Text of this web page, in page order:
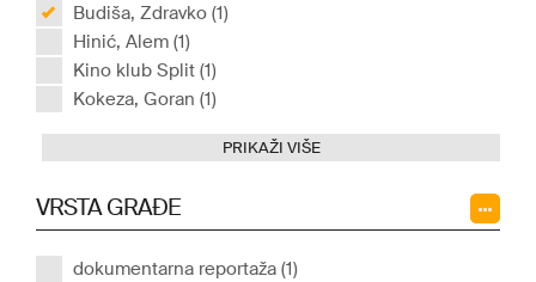
Budiša, Zdravko (1)
Hinić, Alem (1)
Kino klub Split (1)
Kokeza, Goran (1)
PRIKAŽI VIŠE
VRSTA GRAĐE
dokumentarna reportaža (1)